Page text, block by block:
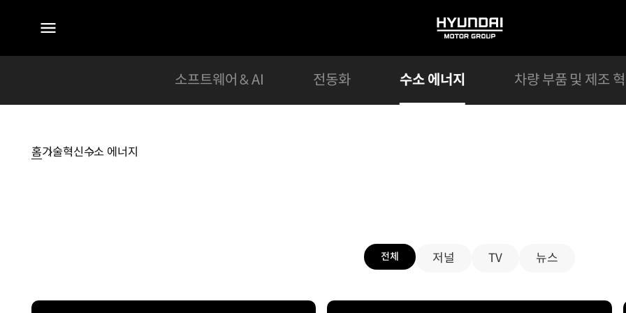
전체
HYUNDAI
MOTOR
GROUP
소프트웨어 & AI 전동화 수소 에너지 차량 부품 및 제조
홈기술혁신수소 에너지
전체 저널 TV 뉴스